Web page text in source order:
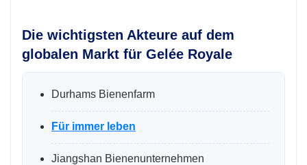
Die wichtigsten Akteure auf dem
globalen Markt für Gelée Royale
Durhams Bienenfarm
Für immer leben
Jiangshan Bienenunternehmen